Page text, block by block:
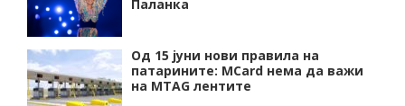
Паланка
Од 15 јуни нови правила на
патарините: MCard нема да важи
на MTAG лентите